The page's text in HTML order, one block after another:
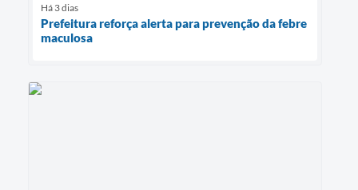
Há 3 dias
Prefeitura reforça alerta para prevenção da febre
maculosa